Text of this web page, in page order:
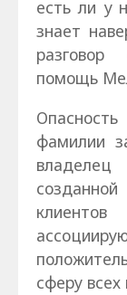
есть ли у
знает
помощь
фамилии
сферу всех